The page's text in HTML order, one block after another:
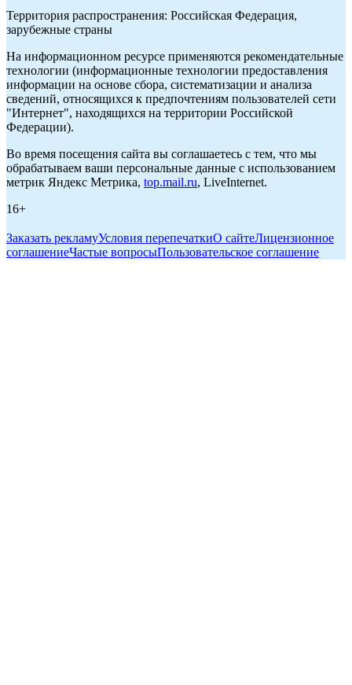
Территория распространения: Российская Федерация,
зарубежные страны
На информационном ресурсе применяются рекомендательные
технологии (информационные технологии предоставления
информации на основе сбора, систематизации и анализа
сведений, относящихся к предпочтениям пользователей сети
"Интернет", находящихся на территории Российской
Федерации).
Во время посещения сайта вы соглашаетесь с тем, что мы
обрабатываем ваши персональные данные с использованием
метрик Яндекс Метрика, top.mail.ru, LiveInternet.
16+
Заказать рекламуУсловия перепечаткиО сайтеЛицензионное
соглашениеЧастые вопросыПользовательское соглашение